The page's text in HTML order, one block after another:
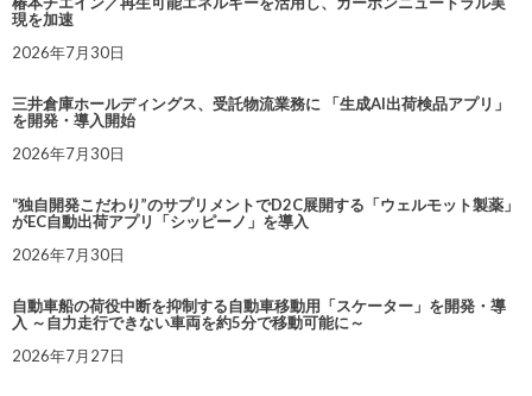
現を加速
2026年7月30日
三井倉庫ホールディングス、受託物流業務に 「生成AI出荷検品アプリ」
を開発・導入開始
2026年7月30日
“独自開発こだわり”のサプリメントでD2C展開する「ウェルモット製薬」
がEC自動出荷アプリ「シッピーノ」を導入
2026年7月30日
自動車船の荷役中断を抑制する自動車移動用「スケーター」を開発・導
入 ～自力走行できない車両を約5分で移動可能に～
2026年7月27日